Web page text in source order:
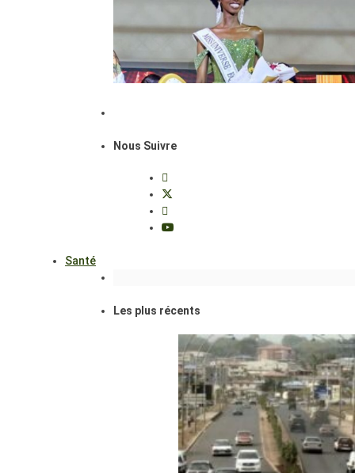
Nous Suivre
Santé
Les plus récents